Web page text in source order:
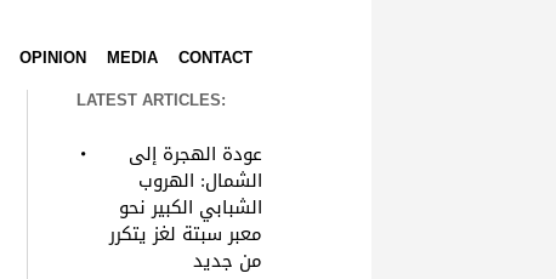
OPINION MEDIA CONTACT
LATEST ARTICLES:
عودة الهجرة إلى
الشمال: الهروب
الشبابي الكبير نحو
معبر سبتة لغز يتكرر
من جديد